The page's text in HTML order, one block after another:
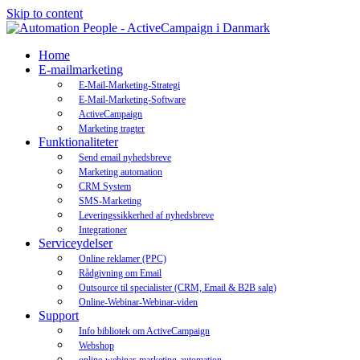
Skip to content
Home
E-mailmarketing
E-Mail-Marketing-Strategi
E-Mail-Marketing-Software
ActiveCampaign
Marketing tragter
Funktionaliteter
Send email nyhedsbreve
Marketing automation
CRM System
SMS-Marketing
Leveringssikkerhed af nyhedsbreve
Integrationer
Serviceydelser
Online reklamer (PPC)
Rådgivning om Email
Outsource til specialister (CRM, Email & B2B salg)
Online-Webinar-Webinar-viden
Support
Info bibliotek om ActiveCampaign
Webshop